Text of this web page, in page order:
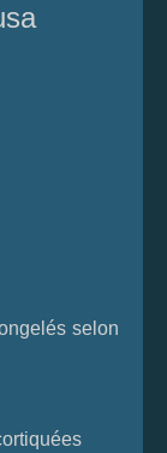
selon